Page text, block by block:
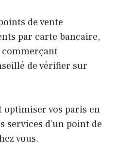
de vente
par carte bancaire,
commerçant
de vérifier sur
optimiser vos paris en
d’un point de
vous.